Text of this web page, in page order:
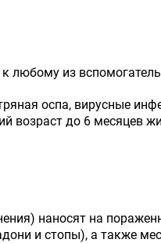
любому из
оспа, вирусные
возраст до 6 месяцев
наносят на
и стопы), а также